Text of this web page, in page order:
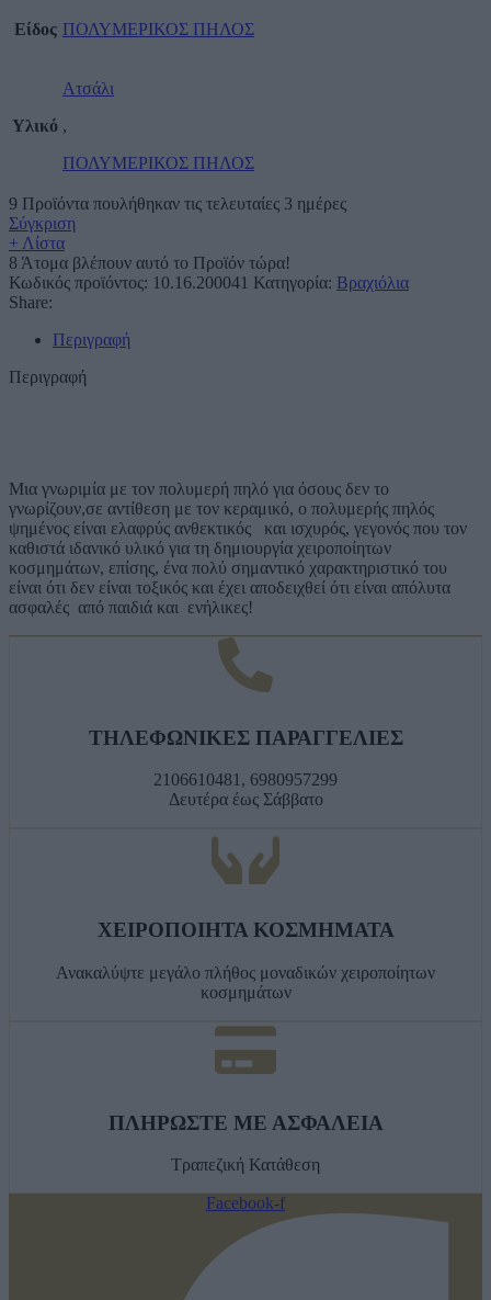
Είδος ΠΟΛΥΜΕΡΙΚΟΣ ΠΗΛΟΣ
Υλικό
Ατσάλι
,
ΠΟΛΥΜΕΡΙΚΟΣ ΠΗΛΟΣ
9 Προϊόντα πουλήθηκαν τις τελευταίες 3 ημέρες
Σύγκριση
+ Λίστα
8 Άτομα βλέπουν αυτό το Προϊόν τώρα!
Κωδικός προϊόντος: 10.16.200041 Κατηγορία: Βραχιόλια
Share:
Περιγραφή
Περιγραφή
Μια γνωριμία με τον πολυμερή πηλό για όσους δεν το
γνωρίζουν,σε αντίθεση με τον κεραμικό, ο πολυμερής πηλός
ψημένος είναι ελαφρύς ανθεκτικός και ισχυρός, γεγονός που τον
καθιστά ιδανικό υλικό για τη δημιουργία χειροποίητων
κοσμημάτων, επίσης, ένα πολύ σημαντικό χαρακτηριστικό του
είναι ότι δεν είναι τοξικός και έχει αποδειχθεί ότι είναι απόλυτα
ασφαλές από παιδιά και ενήλικες!
ΤΗΛΕΦΩΝΙΚΕΣ ΠΑΡΑΓΓΕΛΙΕΣ
2106610481, 6980957299
Δευτέρα έως Σάββατο
ΧΕΙΡΟΠΟΙΗΤΑ ΚΟΣΜΗΜΑΤΑ
Ανακαλύψτε μεγάλο πλήθος μοναδικών χειροποίητων
κοσμημάτων
ΠΛΗΡΩΣΤΕ ΜΕ ΑΣΦΑΛΕΙΑ
Τραπεζική Κατάθεση
Facebook-f